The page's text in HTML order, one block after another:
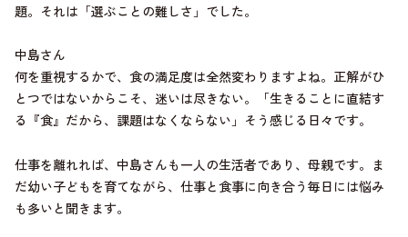
題。それは「選ぶことの難しさ」でした。
中島さん
何を重視するかで、食の満足度は全然変わりますよね。正解がひ
とつではないからこそ、迷いは尽きない。「生きることに直結す
る『食』だから、課題はなくならない」そう感じる日々です。
仕事を離れれば、中島さんも一人の生活者であり、母親です。ま
だ幼い子どもを育てながら、仕事と食事に向き合う毎日には悩み
も多いと聞きます。